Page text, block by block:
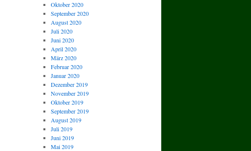
Oktober 2020
September 2020
August 2020
Juli 2020
Juni 2020
April 2020
März 2020
Februar 2020
Januar 2020
Dezember 2019
November 2019
Oktober 2019
September 2019
August 2019
Juli 2019
Juni 2019
Mai 2019